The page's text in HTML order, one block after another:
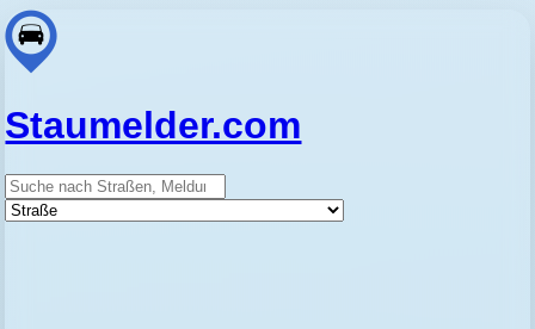
Staumelder.com
Suche
Straße